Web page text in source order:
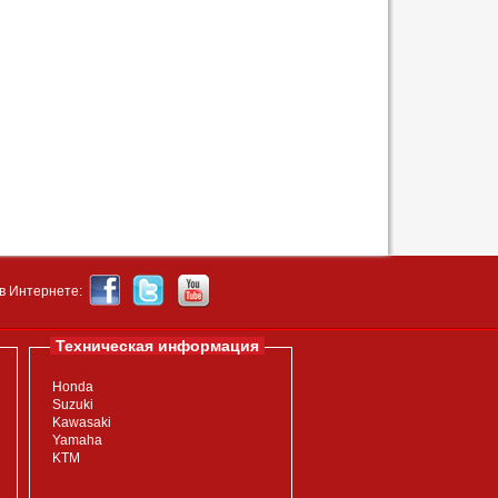
Интернете:
Техническая информация
Honda
Suzuki
Kawasaki
Yamaha
KTM